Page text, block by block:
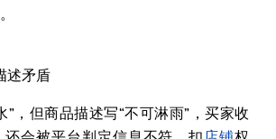
述矛盾
”，但商品描述写“不可淋雨”，买家收